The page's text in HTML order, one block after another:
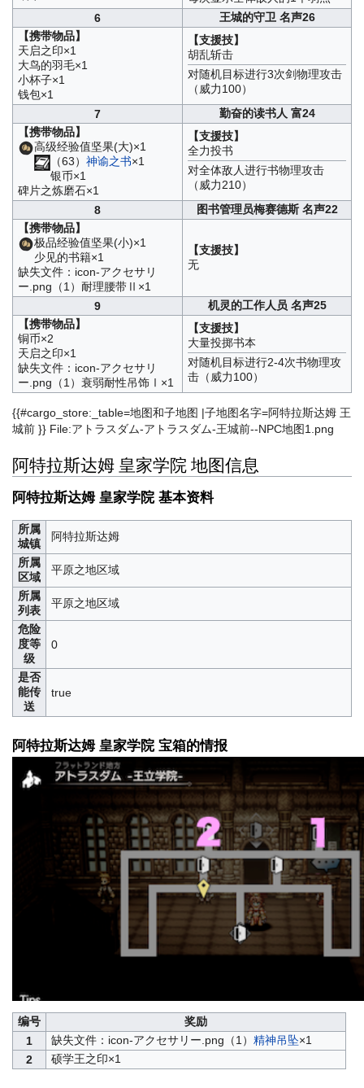
6
王城的守卫 名声26
【携带物品】
天启之印×1
大鸟的羽毛×1
小杯子×1
钱包×1
【支援技】
胡乱斩击
对随机目标进行3次剑物理攻击
（威力100）
7
勤奋的读书人 富24
【携带物品】
高级经验值坚果(大)×1
（63） 神谕之书×1
银币×1
碑片之炼磨石×1
【支援技】
全力投书
对全体敌人进行书物理攻击
（威力210）
8
图书管理员梅赛德斯 名声22
【携带物品】
极品经验值坚果(小)×1
少见的书籍×1
缺失文件：icon-アクセサリ
ー.png（1）耐理腰带Ⅱ×1
【支援技】
无
9
机灵的工作人员 名声25
【携带物品】
铜币×2
天启之印×1
缺失文件：icon-アクセサリ
ー.png（1）衰弱耐性吊饰Ⅰ×1
【支援技】
大量投掷书本
对随机目标进行2-4次书物理攻
击（威力100）
{{#cargo_store:_table=地图和子地图 |子地图名字=阿特拉斯达姆 王
城前 }} File:アトラスダム-アトラスダム-王城前--NPC地图1.png
阿特拉斯达姆 皇家学院 地图信息
阿特拉斯达姆 皇家学院 基本资料
所属
城镇
阿特拉斯达姆
所属
区域
平原之地区域
所属
列表
平原之地区域
危险
度等
级
0
是否
能传
送
true
阿特拉斯达姆 皇家学院 宝箱的情报
编号
奖励
1
缺失文件：icon-アクセサリー.png（1） 精神吊坠×1
2
硕学王之印×1